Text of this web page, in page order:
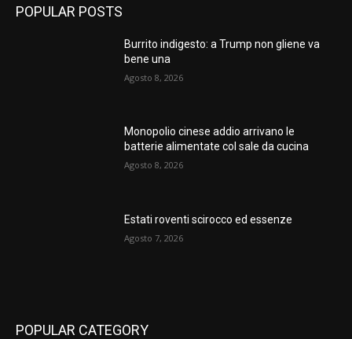
POPULAR POSTS
Burrito indigesto: a Trump non gliene va
bene una
Agosto 8, 2026
Monopolio cinese addio arrivano le
batterie alimentate col sale da cucina
Agosto 8, 2026
Estati roventi scirocco ed essenze
Agosto 7, 2026
POPULAR CATEGORY